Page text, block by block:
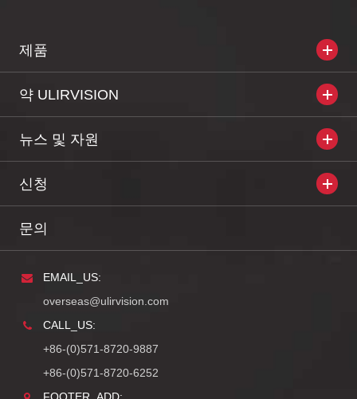
제품
약 ULIRVISION
뉴스 및 자원
신청
문의
EMAIL_US:
overseas@ulirvision.com
CALL_US:
+86-(0)571-8720-9887
+86-(0)571-8720-6252